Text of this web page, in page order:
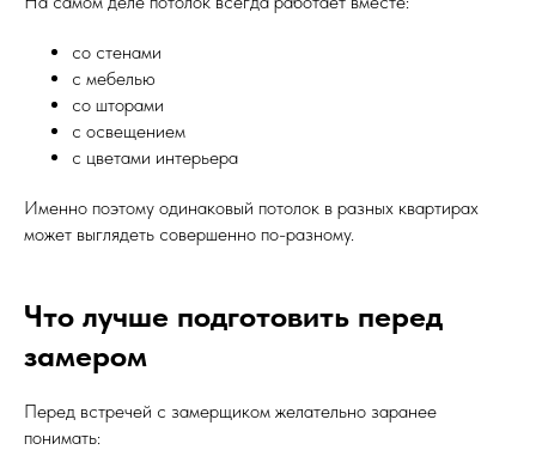
со стенами
с мебелью
со шторами
с освещением
с цветами интерьера
Именно поэтому одинаковый потолок в разных квартирах
может выглядеть совершенно по-разному.
Что лучше подготовить перед
замером
Перед встречей с замерщиком желательно заранее
понимать: